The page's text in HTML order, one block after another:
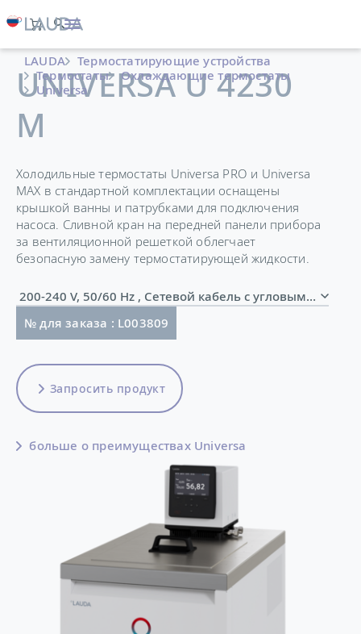
LAUDA
Термостатирующие устройства
Термостаты
Охлаждающие термостаты
Universa
UNIVERSA U 4230
M
Холодильные термостаты Universa PRO и Universa
MAX в стандартной комплектации оснащены
крышкой ванны и патрубками для подключения
насоса. Сливной кран на передней панели прибора
за вентиляционной решеткой облегчает
безопасную замену термостатирующей жидкости.
200-240 V, 50/60 Hz , Сетевой кабель с угловым
№ для заказа : L003809
Запросить продукт
больше о преимуществах Universa